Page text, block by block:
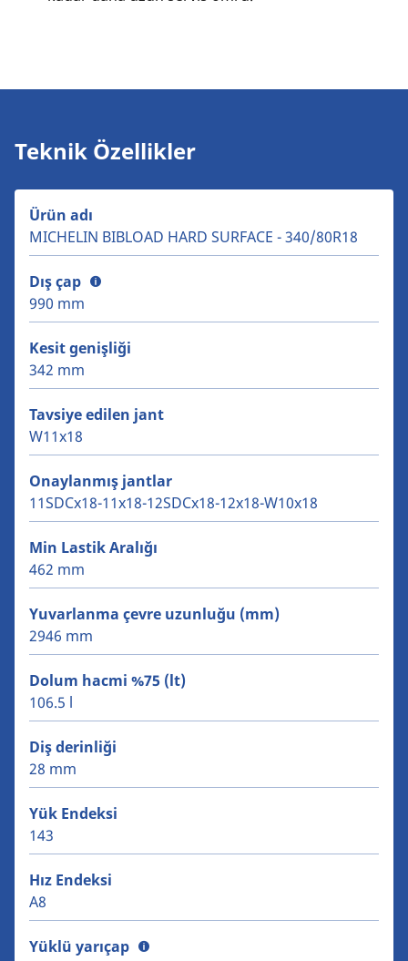
Teknik Özellikler
Ürün adı
MICHELIN BIBLOAD HARD SURFACE - 340/80R18
Dış çap
990 mm
Kesit genişliği
342 mm
Tavsiye edilen jant
W11x18
Onaylanmış jantlar
11SDCx18-11x18-12SDCx18-12x18-W10x18
Min Lastik Aralığı
462 mm
Yuvarlanma çevre uzunluğu (mm)
2946 mm
Dolum hacmi %75 (lt)
106.5 l
Diş derinliği
28 mm
Yük Endeksi
143
Hız Endeksi
A8
Yüklü yarıçap